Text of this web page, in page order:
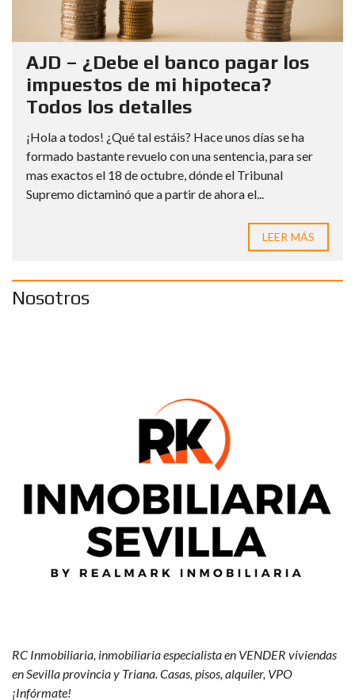
AJD – ¿Debe el banco pagar los
impuestos de mi hipoteca?
Todos los detalles
¡Hola a todos! ¿Qué tal estáis? Hace unos días se ha
formado bastante revuelo con una sentencia, para ser
mas exactos el 18 de octubre, dónde el Tribunal
Supremo dictaminó que a partir de ahora el...
LEER MÁS
Nosotros
RC Inmobiliaria, inmobiliaria especialista en VENDER viviendas
en Sevilla provincia y Triana. Casas, pisos, alquiler, VPO
¡Infórmate!